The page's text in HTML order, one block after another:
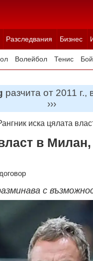
Разследвания Бизнес
Волейбол Тенис
разчита от 2011 г.,
›››
иска цялата
в
договор
с